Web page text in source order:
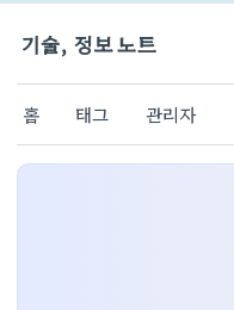
기술, 정보 노트
홈 태그 관리자